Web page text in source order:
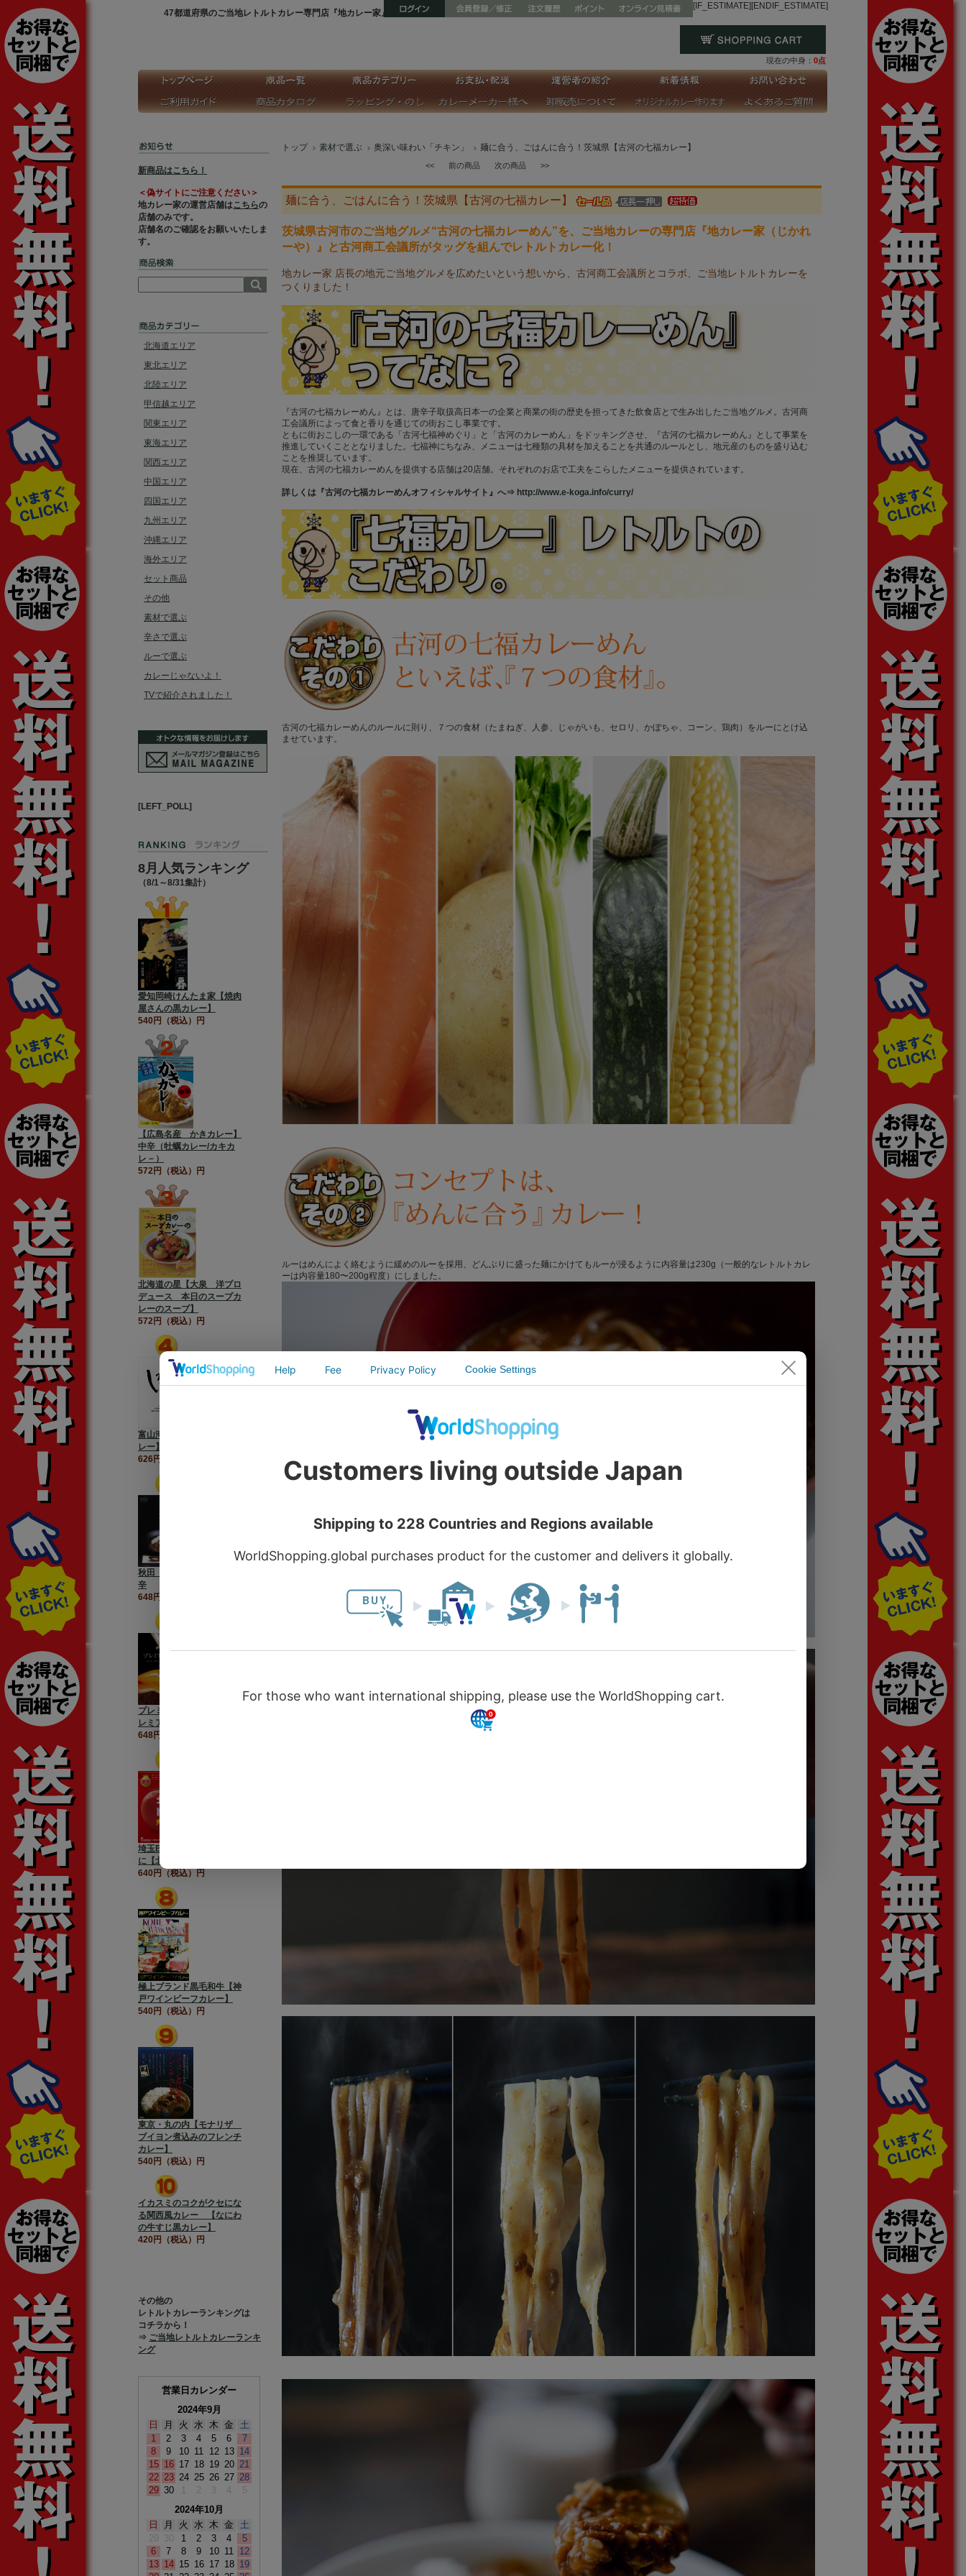
47都道府県のご当地レトルトカレー専門店『地カレー家』
[IF_ESTIMATE] [ENDIF_ESTIMATE]
現在の中身： 0点
新商品はこちら！
＜偽サイトにご注意ください＞
地カレー家の運営店舗はこちらの
店舗のみです。
店舗名のご確認をお願いいたしま
す。
北海道エリア
東北エリア
北陸エリア
甲信越エリア
関東エリア
東海エリア
関西エリア
中国エリア
四国エリア
九州エリア
沖縄エリア
海外エリア
セット商品
その他
素材で選ぶ
辛さで選ぶ
ルーで選ぶ
カレーじゃないよ！
TVで紹介されました！
[LEFT_POLL]
8月人気ランキング
（8/1～8/31集計）
愛知岡崎けんたま家【焼肉
屋さんの黒カレー】
540円（税込）円
【広島名産 かきカレー】
中辛（牡蠣カレー/カキカ
レ－）
572円（税込）円
北海道の星【大泉 洋プロ
デュース 本日のスープカ
レーのスープ】
572円（税込）円
富山湾の宝石【しろえびカ
レー】
626円（税込）円
秋田【比内地鶏カレー】中
辛
648円（税込）円
プレミアホテル門司港【プ
レミアム焼きカレー】
648円（税込）円
埼玉B級グルメが全国No.1
に【北本トマトカレー】
640円（税込）円
極上ブランド黒毛和牛【神
戸ワインビーフカレー】
540円（税込）円
東京・丸の内【モナリザ
ブイヨン煮込みのフレンチ
カレー】
540円（税込）円
イカスミのコクがクセにな
る関西風カレー 【なにわ
の牛すじ黒カレー】
420円（税込）円
その他の
レトルトカレーランキングは
コチラから！
⇒ ご当地レトルトカレーランキ
ング
営業日カレンダー
2024年9月
日
月 火 水 木 金
土
1
2 3 4 5 6
7
8
9 10 11 12 13 14
15 16 17 18 19 20 21
22 23 24 25 26 27 28
29 30 1 2 3
5
2024年10月
日
月 火 水 木 金
土
29
30 1 2 3 4
5
6
7 8 9 10 11 12
13 14 15 16 17 18 19
トップ 素材で選ぶ 奥深い味わい「チキン」 麺に合う、ごはんに合う！茨城県【古河の七福カレー】
<< 前の商品 次の商品 >>
麺に合う、ごはんに合う！茨城県【古河の七福カレー】
茨城県古河市のご当地グルメ“古河の七福カレーめん”を、ご当地カレーの専門店『地カレー家（じかれ
ーや）』と古河商工会議所がタッグを組んでレトルトカレー化！
地カレー家 店長の地元ご当地グルメを広めたいという想いから、古河商工会議所とコラボ、ご当地レトルトカレーを
つくりました！
『古河の七福カレーめん』とは、唐辛子取扱高日本一の企業と商業の街の歴史を担ってきた飲食店とで生み出したご当地グルメ。古河商
工会議所によって食と香りを通じての街おこし事業です。
ともに街おこしの一環である「古河七福神めぐり」と「古河のカレーめん」をドッキングさせ、『古河の七福カレーめん』として事業を
推進していくこととなりました。七福神にちなみ、メニューは七種類の具材を加えることを共通のルールとし、地元産のものを盛り込む
ことを推奨しています。
現在、古河の七福カレーめんを提供する店舗は20店舗。それぞれのお店で工夫をこらしたメニューを提供されています。
詳しくは『古河の七福カレーめんオフィシャルサイト』へ⇒ http://www.e-koga.info/curry/
古河の七福カレーめんのルールに則り、７つの食材（たまねぎ、人参、じゃがいも、セロリ、かぼちゃ、コーン、鶏肉）をルーにとけ込
ませています。
ルーはめんによく絡むように緩めのルーを採用、どんぶりに盛った麺にかけてもルーが浸るように内容量は230g（一般的なレトルトカレ
ーは内容量180〜200g程度）にしました。